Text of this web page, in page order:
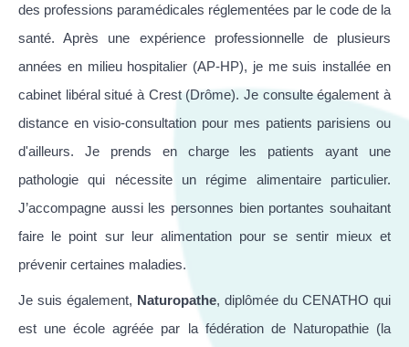
des professions paramédicales réglementées par le code de la
santé. Après une expérience professionnelle de plusieurs
années en milieu hospitalier (AP-HP), je me suis installée en
cabinet libéral situé à Crest (Drôme). Je consulte également à
distance en visio-consultation pour mes patients parisiens ou
d'ailleurs. Je prends en charge les patients ayant une
pathologie qui nécessite un régime alimentaire particulier.
J’accompagne aussi les personnes bien portantes souhaitant
faire le point sur leur alimentation pour se sentir mieux et
prévenir certaines maladies.
Je suis également, Naturopathe, diplômée du CENATHO qui
est une école agréée par la fédération de Naturopathie (la